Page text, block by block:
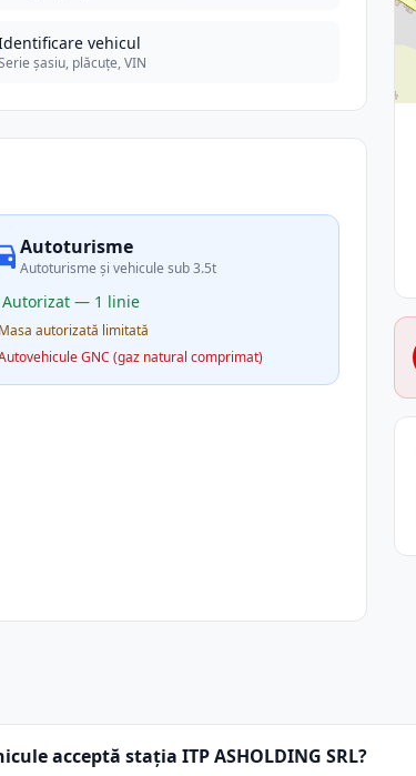
vehicul
șasiu, plăcuțe, VIN
Autoturisme
Autoturisme și vehicule sub 3.5t
Autorizat — 1 linie
Masa autorizată limitată
GNC (gaz natural comprimat)
acceptă stația ITP ASHOLDING SRL?